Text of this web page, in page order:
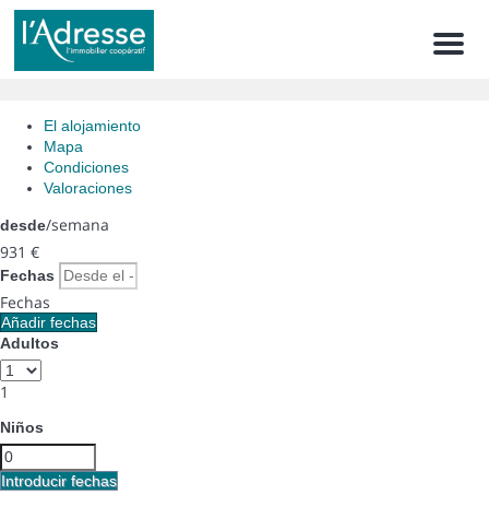
Menu
El alojamiento
Mapa
Condiciones
Valoraciones
desde/semana
931 €
Fechas
Fechas
Añadir fechas
Adultos
1
Niños
Introducir fechas